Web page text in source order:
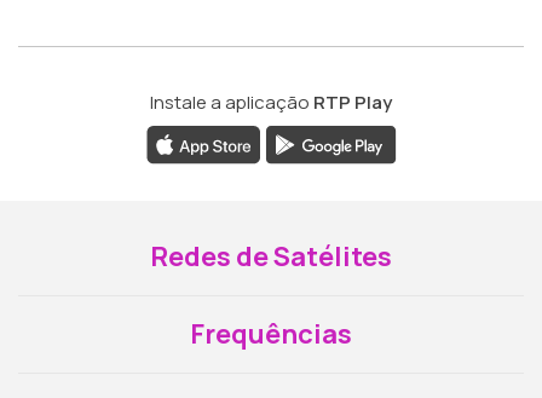
Instale a aplicação RTP Play
Redes de Satélites
Frequências